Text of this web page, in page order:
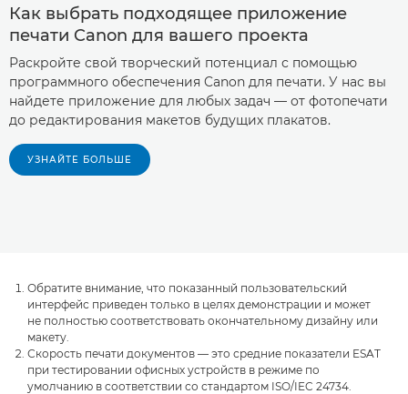
Как выбрать подходящее приложение
печати Canon для вашего проекта
Раскройте свой творческий потенциал с помощью
программного обеспечения Canon для печати. У нас вы
найдете приложение для любых задач — от фотопечати
до редактирования макетов будущих плакатов.
УЗНАЙТЕ БОЛЬШЕ
Обратите внимание, что показанный пользовательский
интерфейс приведен только в целях демонстрации и может
не полностью соответствовать окончательному дизайну или
макету.
Скорость печати документов — это средние показатели ESAT
при тестировании офисных устройств в режиме по
умолчанию в соответствии со стандартом ISO/IEC 24734.